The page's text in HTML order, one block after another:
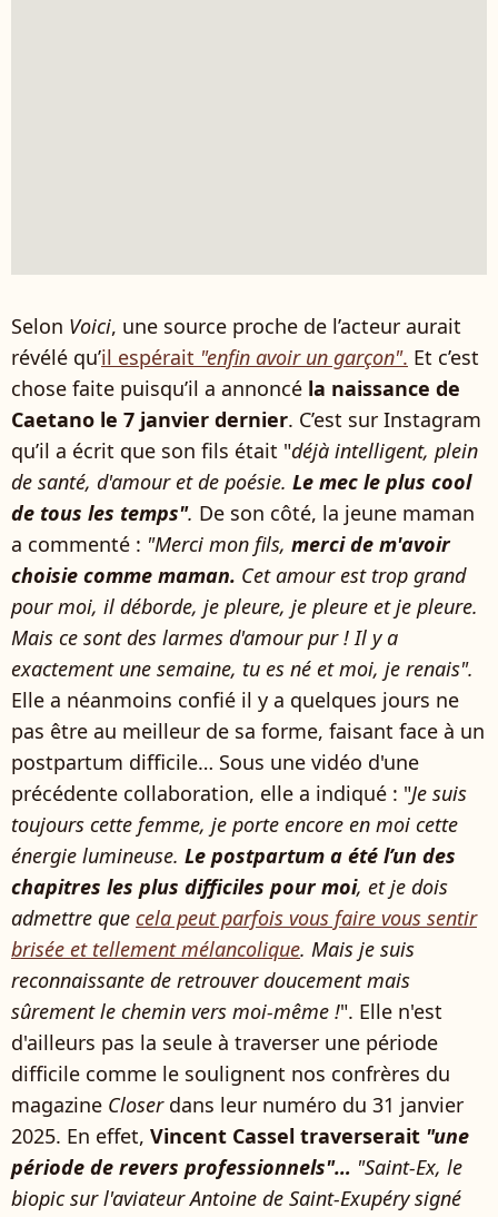
Selon Voici, une source proche de l’acteur aurait
révélé qu’il espérait "enfin avoir un garçon". Et c’est
chose faite puisqu’il a annoncé la naissance de
Caetano le 7 janvier dernier. C’est sur Instagram
qu’il a écrit que son fils était "déjà intelligent, plein
de santé, d'amour et de poésie. Le mec le plus cool
de tous les temps". De son côté, la jeune maman
a commenté : "Merci mon fils, merci de m'avoir
choisie comme maman. Cet amour est trop grand
pour moi, il déborde, je pleure, je pleure et je pleure.
Mais ce sont des larmes d'amour pur ! Il y a
exactement une semaine, tu es né et moi, je renais".
Elle a néanmoins confié il y a quelques jours ne
pas être au meilleur de sa forme, faisant face à un
postpartum difficile… Sous une vidéo d'une
précédente collaboration, elle a indiqué : "Je suis
toujours cette femme, je porte encore en moi cette
énergie lumineuse. Le postpartum a été l’un des
chapitres les plus difficiles pour moi, et je dois
admettre que cela peut parfois vous faire vous sentir
brisée et tellement mélancolique. Mais je suis
reconnaissante de retrouver doucement mais
sûrement le chemin vers moi-même !". Elle n'est
d'ailleurs pas la seule à traverser une période
difficile comme le soulignent nos confrères du
magazine Closerdans leur numéro du 31 janvier
2025. En effet, Vincent Cassel traverserait "une
période de revers professionnels"… "Saint-Ex, le
biopic sur l'aviateur Antoine de Saint-Exupéry signé